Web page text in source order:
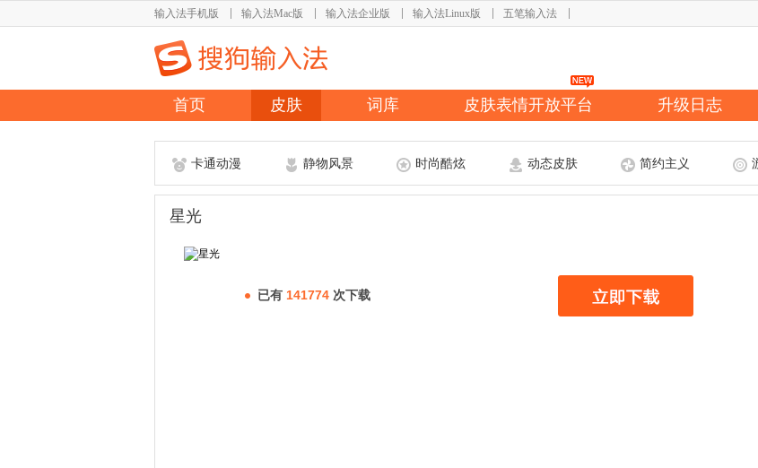
输入法手机版 输入法Mac版 输入法企业版 输入法Linux版 五笔输入法
首页 皮肤 词库 皮肤表情开放平台 升级日志
卡通动漫 静物风景 时尚酷炫 动态皮肤 简约主义
星光
已有 141774 次下载